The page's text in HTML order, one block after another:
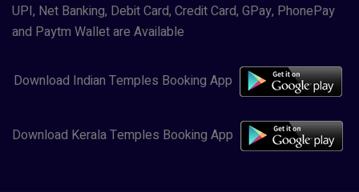
UPI, Net Banking, Debit Card, Credit Card, GPay, PhonePay
and Paytm Wallet are Available
Download Indian Temples Booking App
Download Kerala Temples Booking App